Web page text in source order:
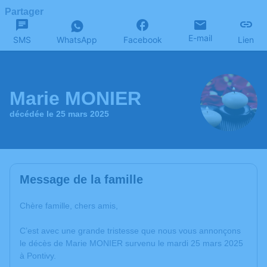
Partager
SMS WhatsApp Facebook E-mail Lien
Marie MONIER
décédée le 25 mars 2025
Message de la famille
Chère famille, chers amis,
C’est avec une grande tristesse que nous vous annonçons
le décès de Marie MONIER survenu le mardi 25 mars 2025
à Pontivy.